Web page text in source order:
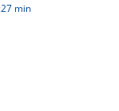
min